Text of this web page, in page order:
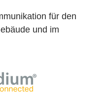
für den
und im